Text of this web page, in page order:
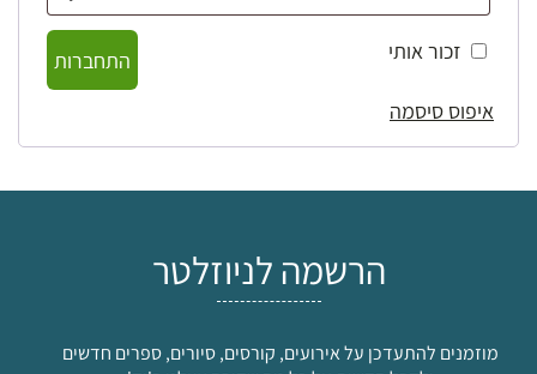
זכור אותי
התחברות
איפוס סיסמה
הרשמה לניוזלטר
מוזמנים להתעדכן על אירועים, קורסים, סיורים, ספרים חדשים